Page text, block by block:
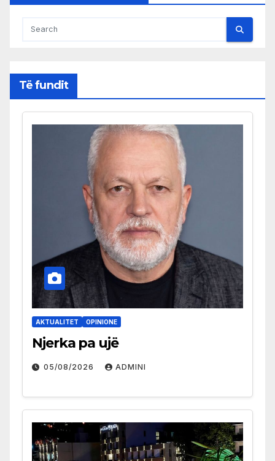
Të fundit
AKTUALITET OPINIONE
Njerka pa ujë
05/08/2026 ADMINI